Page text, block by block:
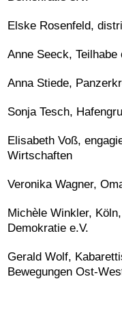
Elske Rosenfeld,
Anne Seeck, Teilhabe
Anna Stiede,
Sonja Tesch,
Elisabeth Voß,
Wirtschaften
Veronika Wagner,
Michèle Winkler,
Demokratie e.V.
Gerald Wolf,
Bewegungen Ost-